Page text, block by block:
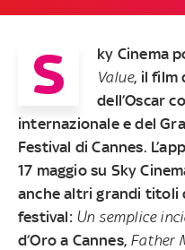
S ky Cinema
Value, il film
dell’Oscar
internazionale e del
Festival di Cannes.
17 maggio su Sky
anche altri grandi titoli
festival: Un semplice
d’Oro a Cannes, Father